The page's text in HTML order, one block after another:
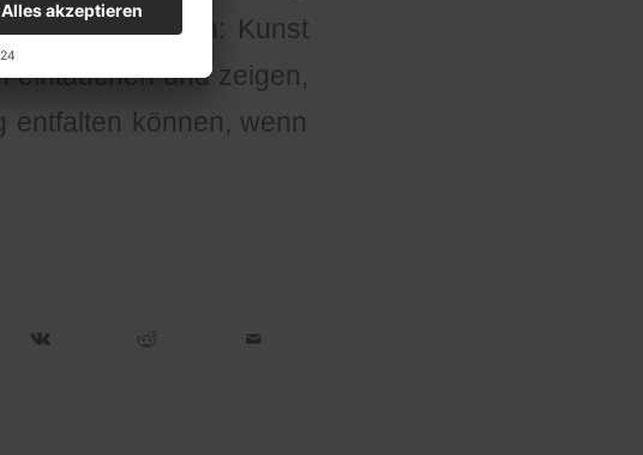
wird deutlich: Kunst
eintauchen und zeigen,
entfalten können, wenn